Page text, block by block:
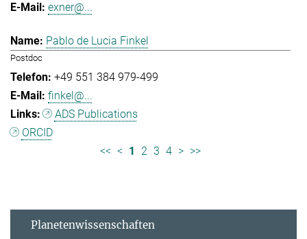
exner@...
Pablo de Lucia Finkel
Postdoc
+49 551 384 979-499
finkel@...
ADS Publications
ORCID
<< < 1 2 3 4 > >>
Planetenwissenschaften